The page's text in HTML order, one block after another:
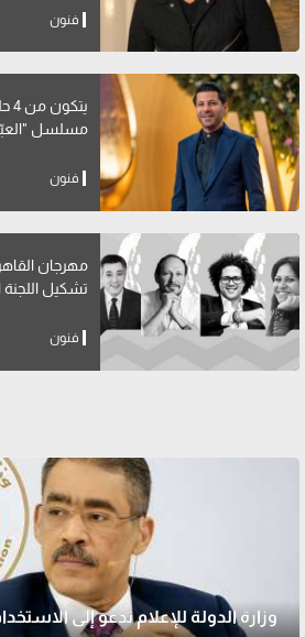
فنون
مسلسل
فنون
مهرجان
تشكيل اللجنة
فنون
وزارة الدولة للإعلام تدعو إلى